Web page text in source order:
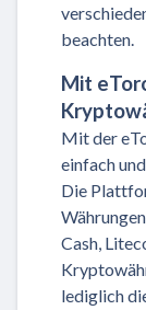
beachten.
Mit
Mit der
einfach
Die
Cash,
lediglich